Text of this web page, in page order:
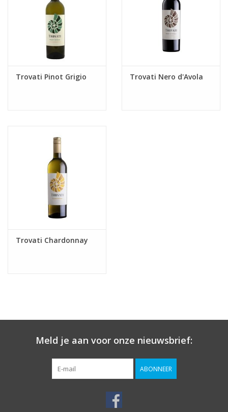
Trovati Pinot Grigio Trovati Nero d'Avola
Trovati Chardonnay
Meld je aan voor onze nieuwsbrief:
ABONNEER